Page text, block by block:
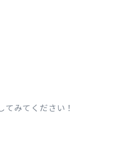
みてください！